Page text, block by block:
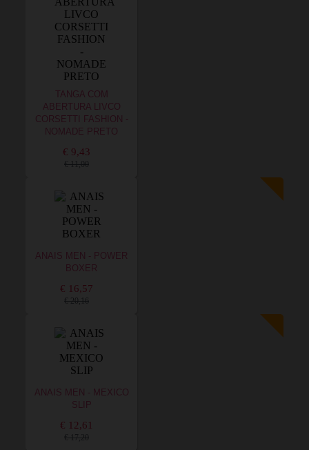
TANGA COM
ABERTURA LIVCO
CORSETTI FASHION -
NOMADE PRETO
€ 9,43
€ 11,00
ANAIS MEN - POWER
BOXER
€ 16,57
€ 20,16
ANAIS MEN - MEXICO
SLIP
€ 12,61
€ 17,20